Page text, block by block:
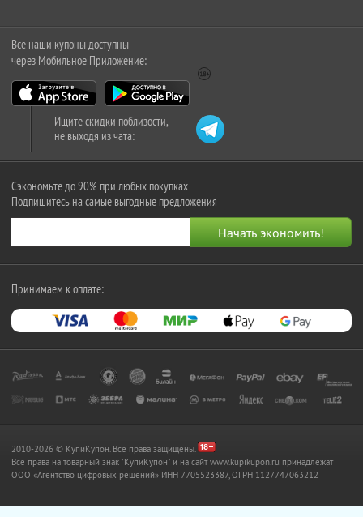
Все наши купоны доступны
через Мобильное Приложение:
Ищите скидки поблизости,
не выходя из чата:
Сэкономьте до 90% при любых покупках
Подпишитесь на самые выгодные предложения
Принимаем к оплате:
2010-2026 © КупиКупон. Все права защищены.
Все права на товарный знак "КупиКупон" и на сайт www.kupikupon.ru принадлежат
OOO «Агентство цифровых решений» ИНН 7705523387, ОГРН 1127747063212